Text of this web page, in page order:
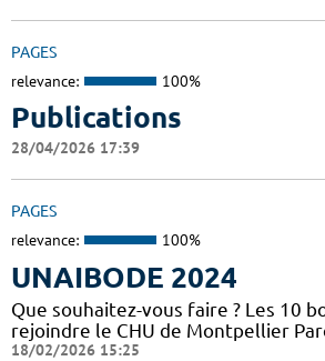
PAGES
relevance: 100%
Publications
28/04/2026 17:39
PAGES
relevance: 100%
UNAIBODE 2024
Que souhaitez-vous faire ? Les 10
rejoindre le CHU de Montpellier
18/02/2026 15:25